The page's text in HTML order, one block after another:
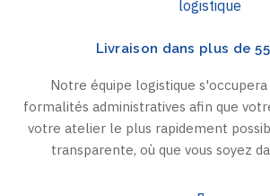
Livraison dans plus de
Notre équipe logistique
formalités administratives afin que
votre atelier le plus rapidement
transparente, où que vous soyez